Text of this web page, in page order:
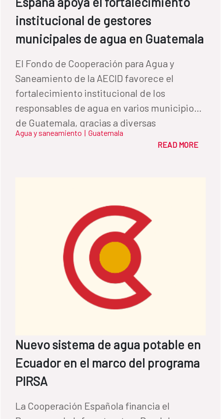
institucional de gestores
municipales de agua en Guatemala
El Fondo de Cooperación para Agua y
Saneamiento de la AECID favorece el
fortalecimiento institucional de los
responsables de agua en varios municipios
de Guatemala, gracias a diversas
formaciones en herramientas de gestión
Agua y saneamiento | Guatemala
READ MORE
Nuevo sistema de agua potable en
Ecuador en el marco del programa
PIRSA
La Cooperación Española financia el